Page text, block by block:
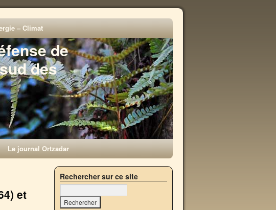
de
des
– Climat
Le journal Ortzadar
et
Rechercher sur ce site